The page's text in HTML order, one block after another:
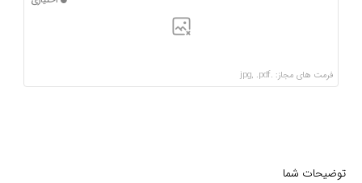
فرمت های مجاز: .jpg, .pdf
توضیحات شما